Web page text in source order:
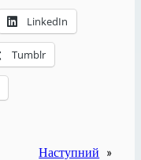
LinkedIn
Tumblr
Наступний »